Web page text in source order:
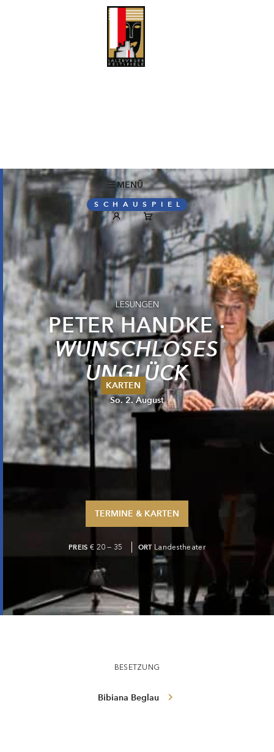
MENÜ
KARTEN
Sommer 2026
Pfingsten 2026
Abonnements
Karteninformation
Gutscheine
SCHAUSPIEL
LESUNGEN
PETER HANDKE ·
WUNSCHLOSES
UNGLÜCK
So. 2. August
TERMINE & KARTEN
PREIS € 20 — 35 ORT Landestheater
BESETZUNG
Bibiana Beglau